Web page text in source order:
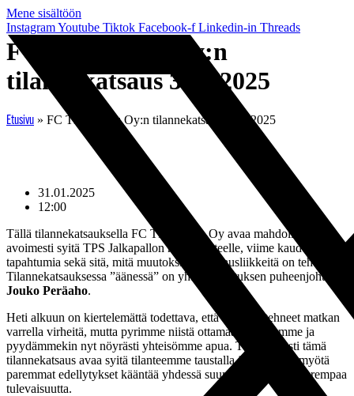
Mene sisältöön
InstagramYoutube Tiktok Facebook-f Linkedin-in Threads
FC TPS Turku Oy:n
tilannekatsaus 31.1.2025
Etusivu » FC TPS Turku Oy:n tilannekatsaus 31.1.2025
31.01.2025
12:00
Tällä tilannekatsauksella FC TPS Turku Oy avaa mahdollisimman
avoimesti syitä TPS Jalkapallon nykytilanteelle, viime kauden
tapahtumia sekä sitä, mitä muutoksia ja korjausliikkeitä on tehty.
Tilannekatsauksessa ”äänessä” on yhtiön hallituksen puheenjohtaja
Jouko Peräaho.
Heti alkuun on kiertelemättä todettava, että olemme tehneet matkan
varrella virheitä, mutta pyrimme niistä ottamaan opiksemme ja
pyydämmekin nyt nöyrästi yhteisömme apua. Toivottavasti tämä
tilannekatsaus avaa syitä tilanteemme taustalla ja antaa sen myötä
paremmat edellytykset kääntää yhdessä suuntaamme kohti parempaa
tulevaisuutta.